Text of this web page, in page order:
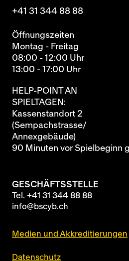
+41 31 344 88 88
Öffnungszeiten
Montag - Freitag
08:00 - 12:00 Uhr
13:00 - 17:00 Uhr
HELP-POINT AN
SPIELTAGEN:
Kassenstandort 2
(Sempachstrasse/
Annexgebäude)
90 Minuten vor Spielbeginn
GESCHÄFTSSTELLE
Tel. +41 31 344 88 88
info@bscyb.ch
Medien und Akkreditierungen
Datenschutz